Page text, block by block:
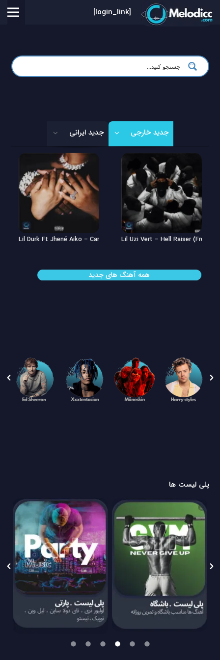
[login_link]
جدید خارجی جدید ایرانی
Lil Durk Ft Jhené Aiko – Can’t
Lil Uzi Vert – Double See
همه آهنگ های جدید
پلی لیست ها